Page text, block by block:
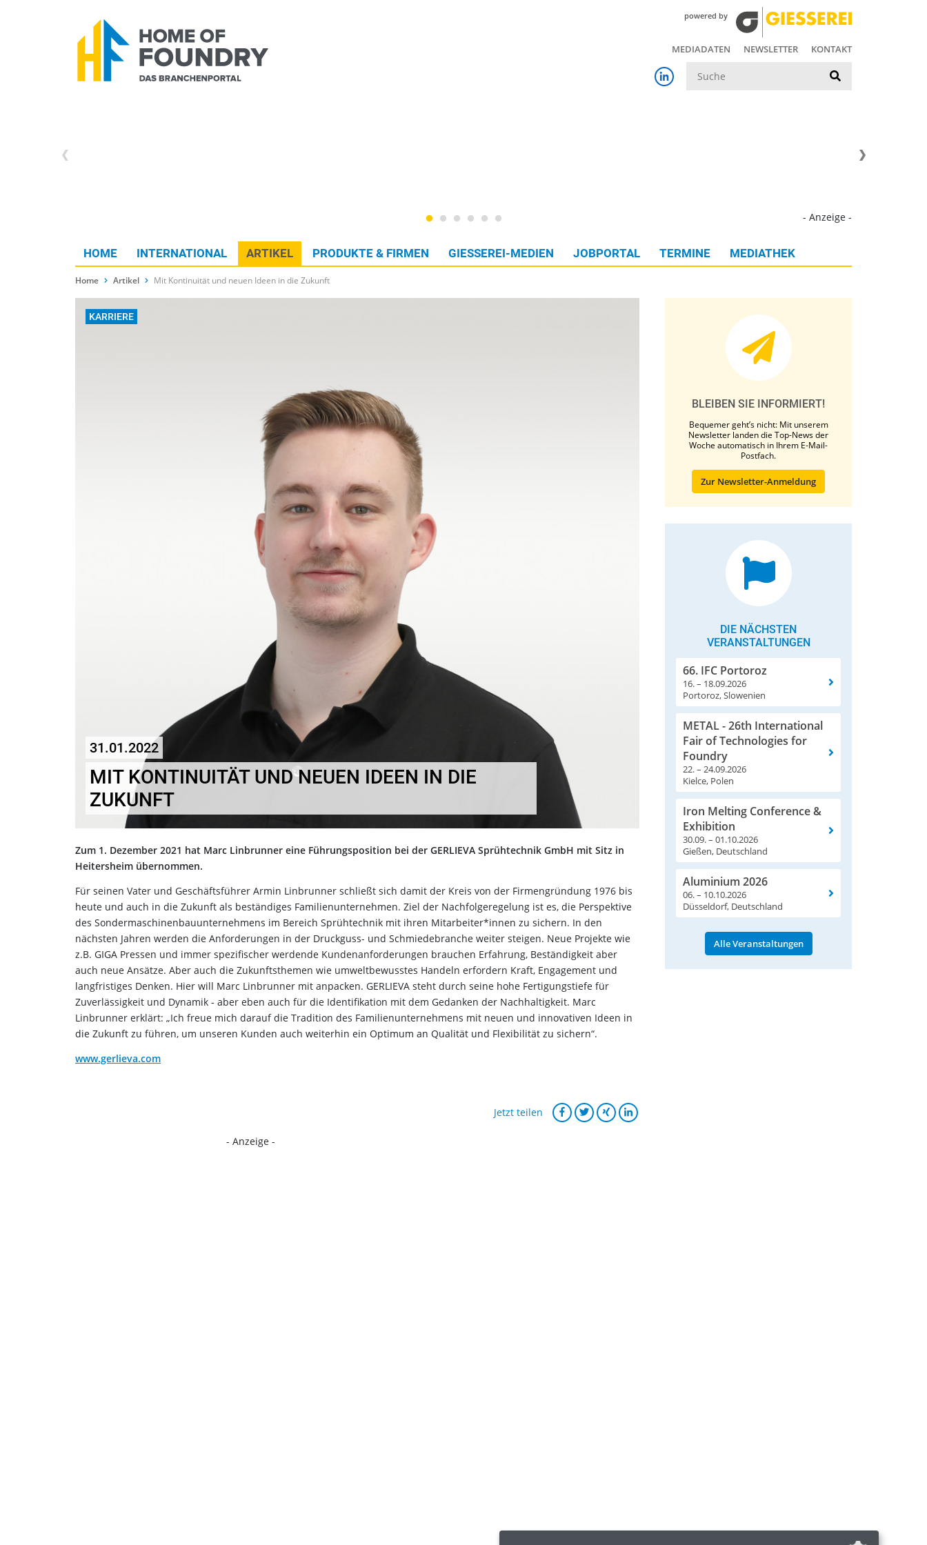
powered by
MEDIADATEN NEWSLETTER KONTAKT
- Anzeige -
HOME INTERNATIONAL ARTIKEL PRODUKTE & FIRMEN GIESSEREI-MEDIEN JOBPORTAL TERMINE MEDIATHEK
Home Artikel Mit Kontinuität und neuen Ideen in die Zukunft
KARRIERE
31.01.2022
MIT KONTINUITÄT UND NEUEN IDEEN IN DIE
ZUKUNFT
Zum 1. Dezember 2021 hat Marc Linbrunner eine Führungsposition bei der GERLIEVA Sprühtechnik GmbH mit Sitz in
Heitersheim übernommen.
Für seinen Vater und Geschäftsführer Armin Linbrunner schließt sich damit der Kreis von der Firmengründung 1976 bis
heute und auch in die Zukunft als beständiges Familienunternehmen. Ziel der Nachfolgeregelung ist es, die Perspektive
des Sondermaschinenbauunternehmens im Bereich Sprühtechnik mit ihren Mitarbeiter*innen zu sichern. In den
nächsten Jahren werden die Anforderungen in der Druckguss- und Schmiedebranche weiter steigen. Neue Projekte wie
z.B. GIGA Pressen und immer spezifischer werdende Kundenanforderungen brauchen Erfahrung, Beständigkeit aber
auch neue Ansätze. Aber auch die Zukunftsthemen wie umweltbewusstes Handeln erfordern Kraft, Engagement und
langfristiges Denken. Hier will Marc Linbrunner mit anpacken. GERLIEVA steht durch seine hohe Fertigungstiefe für
Zuverlässigkeit und Dynamik - aber eben auch für die Identifikation mit dem Gedanken der Nachhaltigkeit. Marc
Linbrunner erklärt: „Ich freue mich darauf die Tradition des Familienunternehmens mit neuen und innovativen Ideen in
die Zukunft zu führen, um unseren Kunden auch weiterhin ein Optimum an Qualität und Flexibilität zu sichern“.
www.gerlieva.com
Jetzt teilen
BLEIBEN SIE INFORMIERT!
Bequemer geht’s nicht: Mit unserem
Newsletter landen die Top-News der
Woche automatisch in Ihrem E-Mail-
Postfach.
Zur Newsletter-Anmeldung
DIE NÄCHSTEN
VERANSTALTUNGEN
66. IFC Portoroz
16. – 18.09.2026
Portoroz, Slowenien
METAL - 26th International
Fair of Technologies for
Foundry
22. – 24.09.2026
Kielce, Polen
Iron Melting Conference &
Exhibition
30.09. – 01.10.2026
Gießen, Deutschland
Aluminium 2026
06. – 10.10.2026
Düsseldorf, Deutschland
Alle Veranstaltungen
- Anzeige -